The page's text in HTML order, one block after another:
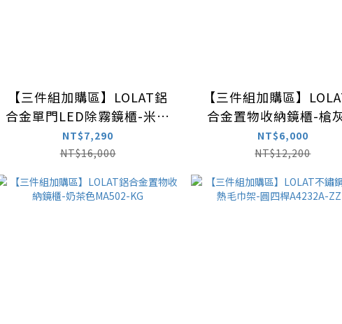
【三件組加購區】LOLAT鋁
合金單門LED除霧鏡櫃-米色
MA904-CC(55cm左開)
NT$7,290
NT$16,000
【三件組加購區】
合金置物收納鏡櫃-槍
MA501
NT$6,000
NT$12,200